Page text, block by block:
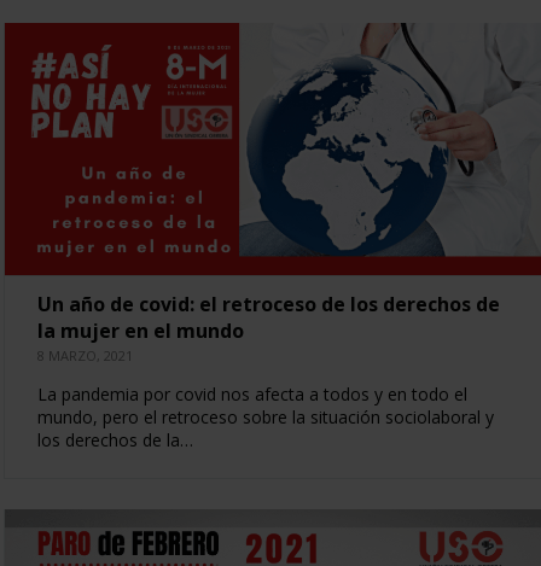
Un año de covid: el retroceso de los derechos de
la mujer en el mundo
8 MARZO, 2021
La pandemia por covid nos afecta a todos y en todo el
mundo, pero el retroceso sobre la situación sociolaboral y
los derechos de la…